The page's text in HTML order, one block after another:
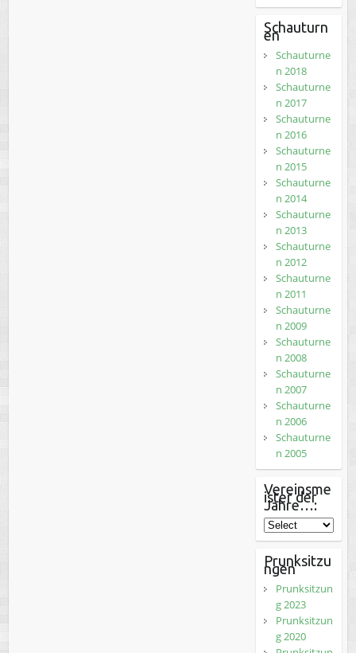
Schauturn
en
Schauturne
n 2018
Schauturne
n 2017
Schauturne
n 2016
Schauturne
n 2015
Schauturne
n 2014
Schauturne
n 2013
Schauturne
n 2012
Schauturne
n 2011
Schauturne
n 2009
Schauturne
n 2008
Schauturne
n 2007
Schauturne
n 2006
Schauturne
n 2005
Vereinsme
ister der
Jahre…:
Prunksitzu
ngen
Prunksitzun
g 2023
Prunksitzun
g 2020